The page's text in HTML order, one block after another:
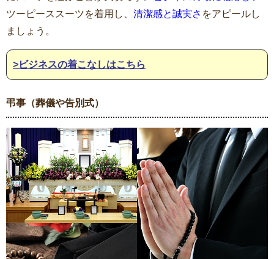
ツーピーススーツを着用し、 清潔感と誠実さ をアピールし
ましょう。
>ビジネスの着こなしはこちら
弔事（葬儀や告別式）